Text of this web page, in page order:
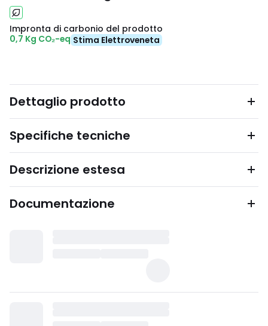
Impronta di carbonio del prodotto
0,7 Kg CO₂-eq Stima Elettroveneta
Dettaglio prodotto
Specifiche tecniche
Descrizione estesa
Documentazione